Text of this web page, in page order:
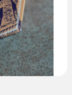
Dentifrices
de soin
Crèmes